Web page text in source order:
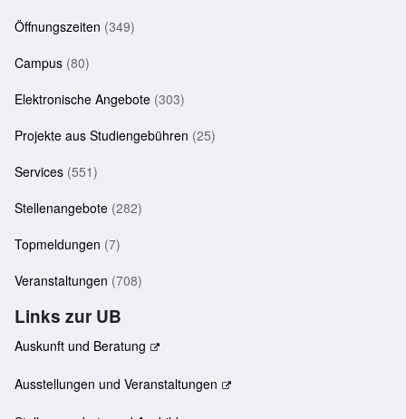
Öffnungszeiten (349)
Campus (80)
Elektronische Angebote (303)
Projekte aus Studiengebühren (25)
Services (551)
Stellenangebote (282)
Topmeldungen (7)
Veranstaltungen (708)
Links zur UB
Auskunft und Beratung
Ausstellungen und Veranstaltungen